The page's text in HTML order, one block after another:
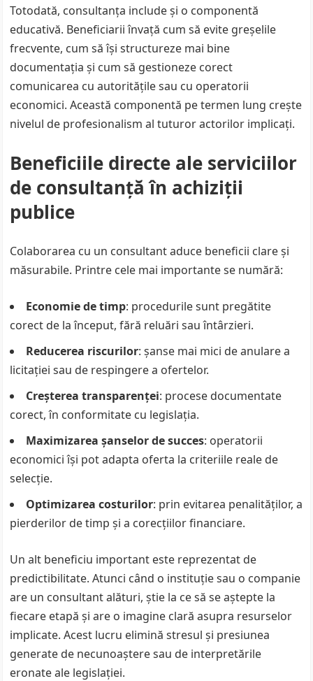
Totodată, consultanța include și o componentă
educativă. Beneficiarii învață cum să evite greșelile
frecvente, cum să își structureze mai bine
documentația și cum să gestioneze corect
comunicarea cu autoritățile sau cu operatorii
economici. Această componentă pe termen lung crește
nivelul de profesionalism al tuturor actorilor implicați.
Beneficiile directe ale serviciilor
de consultanță în achiziții
publice
Colaborarea cu un consultant aduce beneficii clare și
măsurabile. Printre cele mai importante se numără:
Economie de timp: procedurile sunt pregătite
corect de la început, fără reluări sau întârzieri.
Reducerea riscurilor: șanse mai mici de anulare a
licitației sau de respingere a ofertelor.
Creșterea transparenței: procese documentate
corect, în conformitate cu legislația.
Maximizarea șanselor de succes: operatorii
economici își pot adapta oferta la criteriile reale de
selecție.
Optimizarea costurilor: prin evitarea penalităților, a
pierderilor de timp și a corecțiilor financiare.
Un alt beneficiu important este reprezentat de
predictibilitate. Atunci când o instituție sau o companie
are un consultant alături, știe la ce să se aștepte la
fiecare etapă și are o imagine clară asupra resurselor
implicate. Acest lucru elimină stresul și presiunea
generate de necunoaștere sau de interpretările
eronate ale legislației.